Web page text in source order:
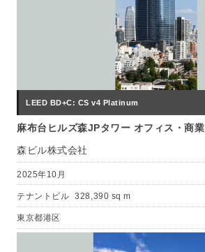
LEED BD+C: CS v4 Platinum
麻布台ヒルズ森JPタワー オフィス・商業
森ビル株式会社
2025年10月
テナントビル 328,390 sq m
東京都港区